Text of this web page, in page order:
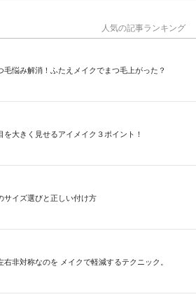
人気の記事ランキング
毛悩み解消！ふたえメイクでまつ毛上がった？
を大きく見せるアイメイク３ポイント！
サイズ選びと正しい付け方
右非対称なのを メイクで軽減するテクニック。